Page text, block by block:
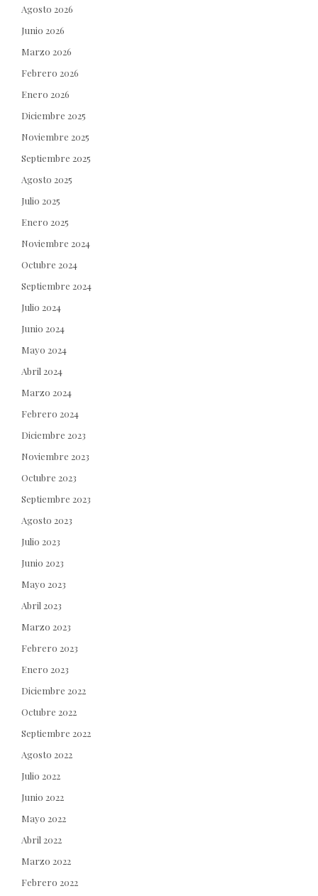
Agosto 2026
Junio 2026
Marzo 2026
Febrero 2026
Enero 2026
Diciembre 2025
Noviembre 2025
Septiembre 2025
Agosto 2025
Julio 2025
Enero 2025
Noviembre 2024
Octubre 2024
Septiembre 2024
Julio 2024
Junio 2024
Mayo 2024
Abril 2024
Marzo 2024
Febrero 2024
Diciembre 2023
Noviembre 2023
Octubre 2023
Septiembre 2023
Agosto 2023
Julio 2023
Junio 2023
Mayo 2023
Abril 2023
Marzo 2023
Febrero 2023
Enero 2023
Diciembre 2022
Octubre 2022
Septiembre 2022
Agosto 2022
Julio 2022
Junio 2022
Mayo 2022
Abril 2022
Marzo 2022
Febrero 2022